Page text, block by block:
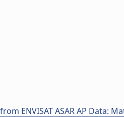
ENVISAT ASAR AP Data: